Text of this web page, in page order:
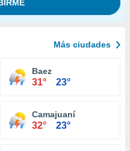
Más ciudades
Baez
31° 23°
Camajuaní
32° 23°